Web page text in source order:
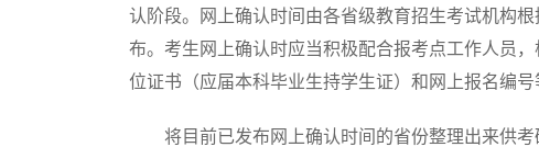
认阶段。网上确认时间由各省级教育招生考试机构
布。考生网上确认时应当积极配合报考点工作人员
位证书（应届本科毕业生持学生证）和网上报名编号
将目前已发布网上确认时间的省份整理出来供考